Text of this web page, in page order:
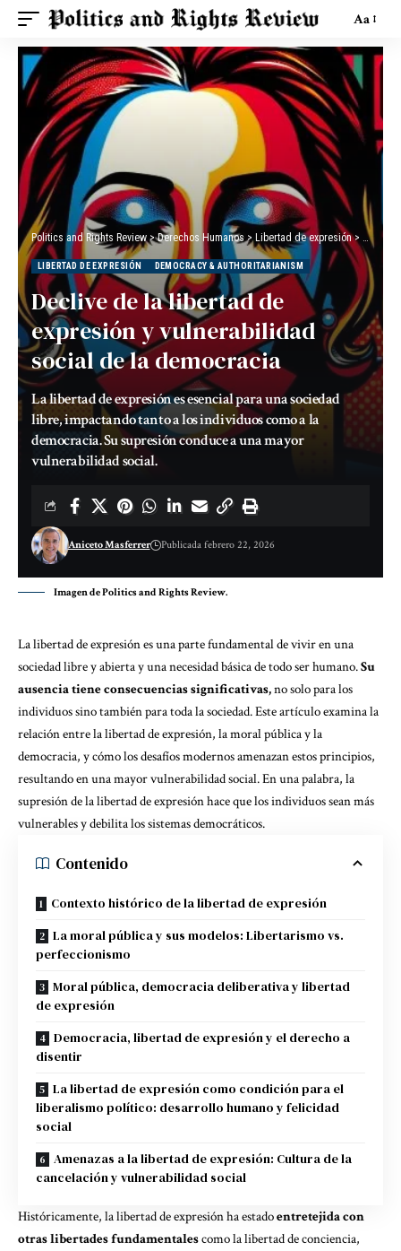
Aa
Politics and Rights Review >Derechos Humanos> Libertad de expresión> Declive
LIBERTAD DE EXPRESIÓN DEMOCRACY & AUTHORITARIANISM
Declive de la libertad de
expresión y vulnerabilidad
social de la democracia
La libertad de expresión es esencial para una sociedad
libre, impactando tanto a los individuos como a la
democracia. Su supresión conduce a una mayor
vulnerabilidad social.
Aniceto Masferrer Publicada febrero 22, 2026
Imagen de Politics and Rights Review.
La libertad de expresión es una parte fundamental de vivir en una
sociedad libre y abierta y una necesidad básica de todo ser humano.Su
ausencia tiene consecuencias significativas,no solo para los
individuos sino también para toda la sociedad. Este artículo examina la
relación entre la libertad de expresión, la moral pública y la
democracia, y cómo los desafíos modernos amenazan estos principios,
resultando en una mayor vulnerabilidad social. En una palabra, la
supresión de la libertad de expresión hace que los individuos sean más
vulnerables y debilita los sistemas democráticos.
Contenido
Contexto histórico de la libertad de expresión
La moral pública y sus modelos: Libertarismo vs.
perfeccionismo
Moral pública, democracia deliberativa y libertad
de expresión
Democracia, libertad de expresión y el derecho a
disentir
La libertad de expresión como condición para el
liberalismo político: desarrollo humano y felicidad
social
Amenazas a la libertad de expresión: Cultura de la
cancelación y vulnerabilidad social
Históricamente, la libertad de expresión ha estadoentretejida con
otras libertades fundamentalescomo la libertad de conciencia,